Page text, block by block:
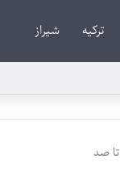
ترکیه شیراز